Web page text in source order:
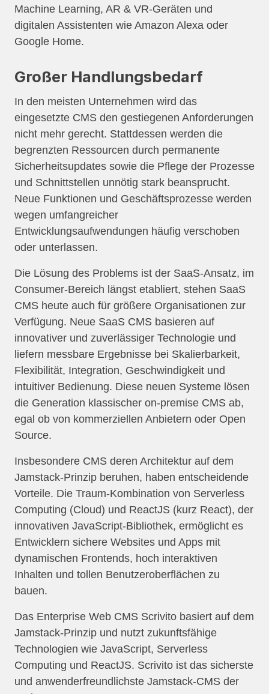
Machine Learning, AR & VR-Geräten und
digitalen Assistenten wie Amazon Alexa oder
Google Home.
Großer Handlungsbedarf
In den meisten Unternehmen wird das
eingesetzte CMS den gestiegenen Anforderungen
nicht mehr gerecht. Stattdessen werden die
begrenzten Ressourcen durch permanente
Sicherheitsupdates sowie die Pflege der Prozesse
und Schnittstellen unnötig stark beansprucht.
Neue Funktionen und Geschäftsprozesse werden
wegen umfangreicher
Entwicklungsaufwendungen häufig verschoben
oder unterlassen.
Die Lösung des Problems ist der SaaS-Ansatz, im
Consumer-Bereich längst etabliert, stehen SaaS
CMS heute auch für größere Organisationen zur
Verfügung. Neue SaaS CMS basieren auf
innovativer und zuverlässiger Technologie und
liefern messbare Ergebnisse bei Skalierbarkeit,
Flexibilität, Integration, Geschwindigkeit und
intuitiver Bedienung. Diese neuen Systeme lösen
die Generation klassischer on-premise CMS ab,
egal ob von kommerziellen Anbietern oder Open
Source.
Insbesondere CMS deren Architektur auf dem
Jamstack-Prinzip beruhen, haben entscheidende
Vorteile. Die Traum-Kombination von Serverless
Computing (Cloud) und ReactJS (kurz React), der
innovativen JavaScript-Bibliothek, ermöglicht es
Entwicklern sichere Websites und Apps mit
dynamischen Frontends, hoch interaktiven
Inhalten und tollen Benutzeroberflächen zu
bauen.
Das Enterprise Web CMS Scrivito basiert auf dem
Jamstack-Prinzip und nutzt zukunftsfähige
Technologien wie JavaScript, Serverless
Computing und ReactJS. Scrivito ist das sicherste
und anwenderfreundlichste Jamstack-CMS der